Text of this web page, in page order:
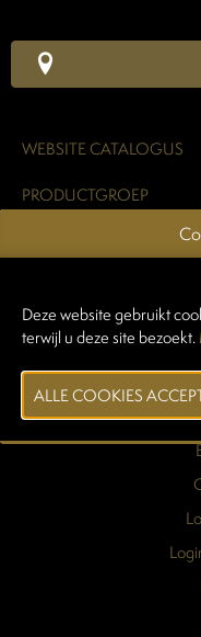
WEBSITE CATALOGUS
PRODUCTGROEP
Deze website gebruikt
terwijl u deze site bezoekt.